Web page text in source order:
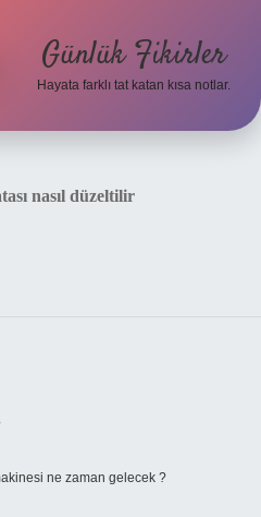
Günlük Fikirler
Hayata farklı tat katan kısa notlar.
nasıl düzeltilir
ne zaman gelecek ?